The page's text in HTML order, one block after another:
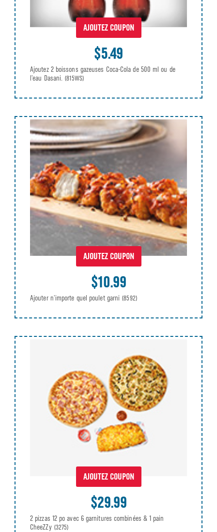
AJOUTEZ COUPON
$5.49
Ajoutez 2 boissons gazeuses Coca-Cola de 500 ml ou de
l’eau Dasani. (815WS)
AJOUTEZ COUPON
$10.99
Ajouter n’importe quel poulet garni (8592)
AJOUTEZ COUPON
$29.99
2 pizzas 12 po avec 6 garnitures combinées & 1 pain
CheeZZy (3275)